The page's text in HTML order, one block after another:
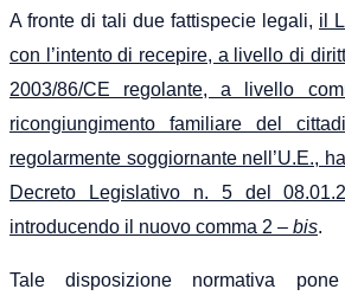
A fronte di tali due fattispecie legali, il
con l’intento di recepire, a livello di
2003/86/CE regolante, a livello
ricongiungimento familiare del
regolarmente soggiornante nell’U.E.,
Decreto Legislativo n. 5 del
introducendo il nuovo comma 2 – bis.
Tale disposizione normativa